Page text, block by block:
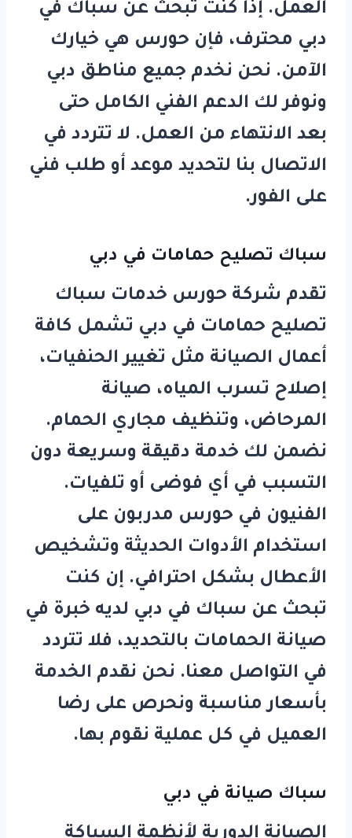
العمل. إذا كنت تبحث عن سباك في
دبي محترف، فإن حورس هي خيارك
الآمن. نحن نخدم جميع مناطق دبي
ونوفر لك الدعم الفني الكامل حتى
بعد الانتهاء من العمل. لا تتردد في
الاتصال بنا لتحديد موعد أو طلب فني
على الفور.
سباك تصليح حمامات في دبي
تقدم شركة حورس خدمات سباك
تصليح حمامات في دبي تشمل كافة
أعمال الصيانة مثل تغيير الحنفيات،
إصلاح تسرب المياه، صيانة
المرحاض، وتنظيف مجاري الحمام.
نضمن لك خدمة دقيقة وسريعة دون
التسبب في أي فوضى أو تلفيات.
الفنيون في حورس مدربون على
استخدام الأدوات الحديثة وتشخيص
الأعطال بشكل احترافي. إن كنت
تبحث عن سباك في دبي لديه خبرة في
صيانة الحمامات بالتحديد، فلا تتردد
في التواصل معنا. نحن نقدم الخدمة
بأسعار مناسبة ونحرص على رضا
العميل في كل عملية نقوم بها.
سباك صيانة في دبي